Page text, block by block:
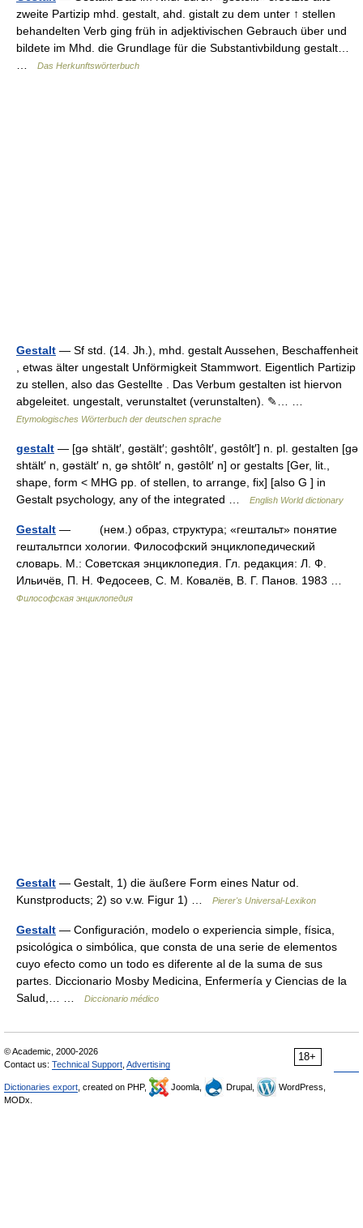
zweite Partizip mhd. gestalt, ahd. gistalt zu dem unter ↑ stellen
behandelten Verb ging früh in adjektivischen Gebrauch über und
bildete im Mhd. die Grundlage für die Substantivbildung gestalt…
Das Herkunftswörterbuch
Gestalt — Sf std. (14. Jh.), mhd. gestalt Aussehen, Beschaffenheit
, etwas älter ungestalt Unförmigkeit Stammwort. Eigentlich Partizip
zu stellen, also das Gestellte . Das Verbum gestalten ist hiervon
abgeleitet. ungestalt, verunstaltet (verunstalten). ✎… …
Etymologisches Wörterbuch der deutschen sprache
gestalt — [gə shtält′, gəstält′; gəshtôlt′, gəstôlt′] n. pl. gestalten [gə
shtält′ n, gəstält′ n, gə shtôlt′ n, gəstôlt′ n] or gestalts [Ger, lit.,
shape, form < MHG pp. of stellen, to arrange, fix] [also G ] in
Gestalt psychology, any of the integrated …
English World dictionary
Gestalt — (нем.) образ, структура; «гештальт» понятие
гештальтпси хологии. Философский энциклопедический
словарь. М.: Советская энциклопедия. Гл. редакция: Л. Ф.
Ильичёв, П. Н. Федосеев, С. М. Ковалёв, В. Г. Панов. 1983 …
Философская энциклопедия
Gestalt — Gestalt, 1) die äußere Form eines Natur od.
Kunstproducts; 2) so v.w. Figur 1) …
Pierer's Universal-Lexikon
Gestalt — Configuración, modelo o experiencia simple, física,
psicológica o simbólica, que consta de una serie de elementos
cuyo efecto como un todo es diferente al de la suma de sus
partes. Diccionario Mosby Medicina, Enfermería y Ciencias de la
Salud,… …
Diccionario médico
18+
© Academic, 2000-2026
Contact us: Technical Support Advertising
Dictionaries export , created on PHP, Joomla, Drupal,
WordPress,
MODx.